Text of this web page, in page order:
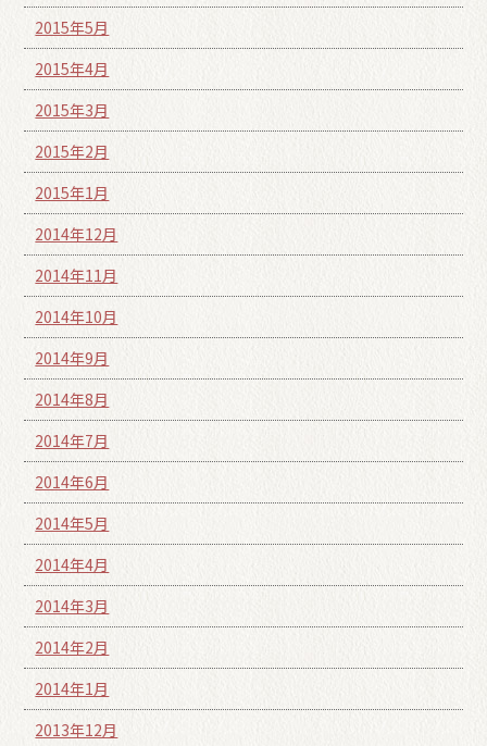
2015年5月
2015年4月
2015年3月
2015年2月
2015年1月
2014年12月
2014年11月
2014年10月
2014年9月
2014年8月
2014年7月
2014年6月
2014年5月
2014年4月
2014年3月
2014年2月
2014年1月
2013年12月